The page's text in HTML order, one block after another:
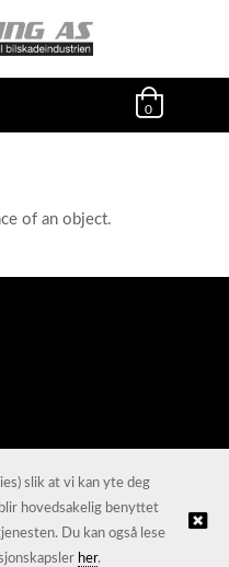
0
of an object.
levert av Kréatif
slik at vi kan yte deg
hovedsakelig benyttet
Du kan også lese
her.